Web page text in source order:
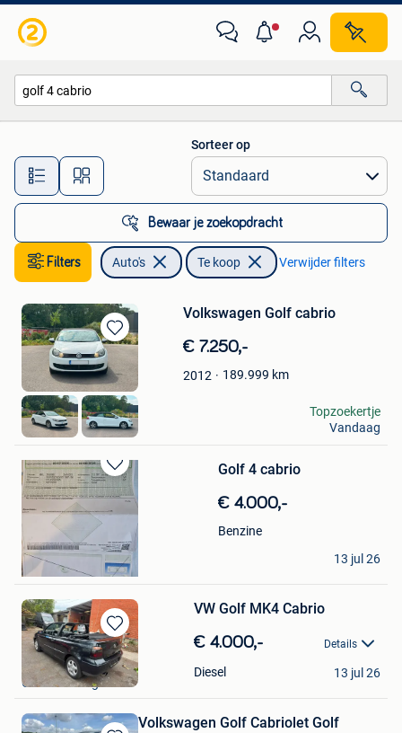
Alle afstanden…
Sorteer op
Bewaar je zoekopdracht
Filters Auto's Te koop Verwijder filters
Bewaren
in
Mijn
Favorieten
Volkswagen Golf cabrio
€ 7.250,-
2012 189.999 km
Dries
Paal
Topzoekertje
Vandaag
Bewaren
in
Mijn
Favorieten
Golf 4 cabrio
€ 4.000,-
Benzine
natasja
Eeklo
13 jul 26
Bewaren
in
Mijn
Favorieten
VW Golf MK4 Cabrio
€ 4.000,- Details
Diesel
Burcin Saglam
Geraardsbergen
13 jul 26
Volkswagen Golf Cabriolet Golf